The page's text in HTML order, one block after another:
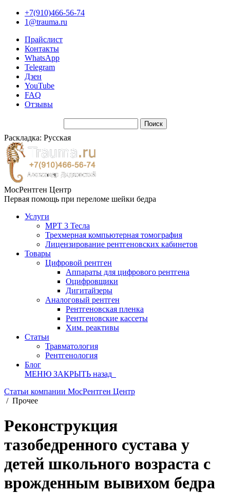
+7(910)466-56-74
1@trauma.ru
Прайслист
Контакты
WhatsApp
Telegram
Дзен
YouTube
FAQ
Отзывы
Раскладка: Русская
МосРентген Центр
Первая помощь при переломе шейки бедра
Услуги
МРТ 3 Тесла
Трехмерная компьютерная томография
Лицензирование рентгеновских кабинетов
Товары
Цифровой рентген
Аппараты для цифрового рентгена
Оцифровщики
Дигитайзеры
Аналоговый рентген
Рентгеновская пленка
Рентгеновские кассеты
Хим. реактивы
Статьи
Травматология
Рентгенология
Блог
МЕНЮ ЗАКРЫТЬ назад
Статьи компании МосРентген Центр
/ Прочее
Реконструкция
тазобедренного сустава у
детей школьного возраста с
врожденным вывихом бедра